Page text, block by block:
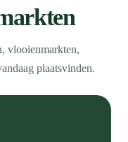
vlooienmarkten,
plaatsvinden.